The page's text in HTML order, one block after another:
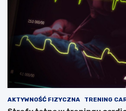
AKTYWNOŚĆ FIZYCZNA TRENING